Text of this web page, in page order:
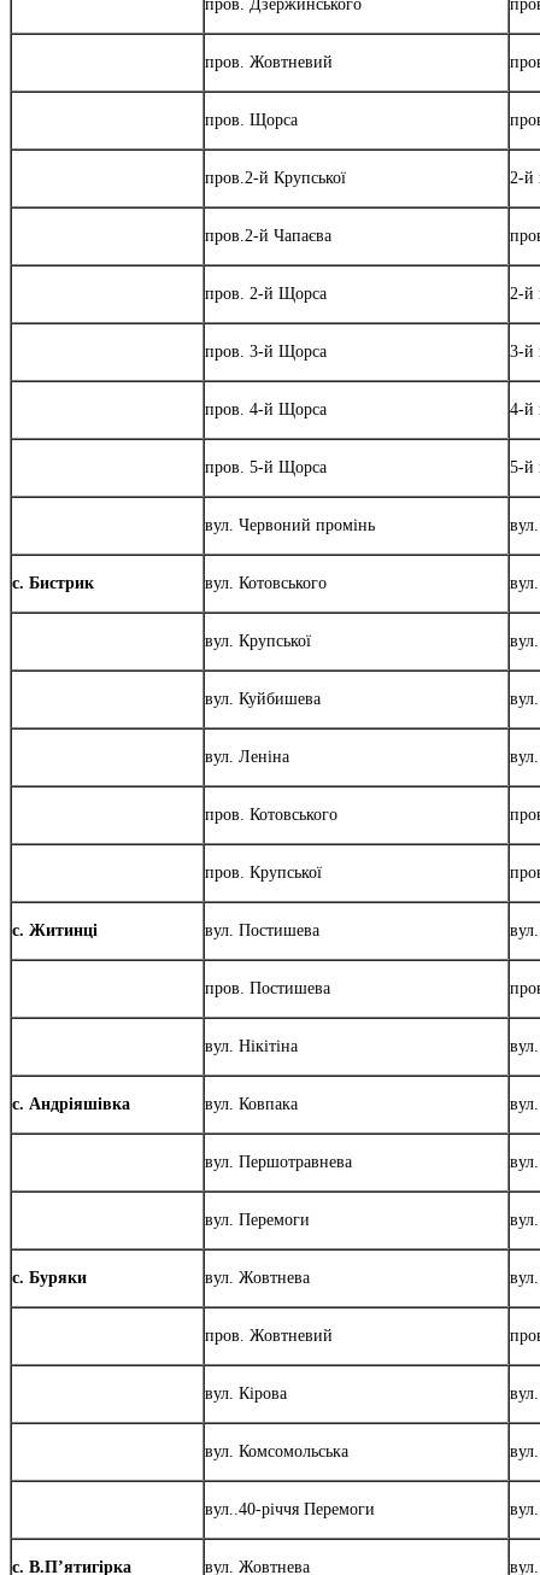
пров. Дзержинського
пров. Жовтневий
пров. Щорса
пров.2-й Крупської 2-й
пров.2-й Чапаєва
пров. 2-й Щорса 2-й
пров. 3-й Щорса 3-й
пров. 4-й Щорса 4-й
пров. 5-й Щорса 5-й
вул. Червоний промінь
с. Бистрик вул. Котовського
вул. Крупської
вул. Куйбишева
вул. Леніна
пров. Котовського
пров. Крупської
с. Житинці вул. Постишева
пров. Постишева
вул. Нікітіна
с. Андріяшівка вул. Ковпака
вул. Першотравнева
вул. Перемоги
с. Буряки вул. Жовтнева
пров. Жовтневий
вул. Кірова
вул. Комсомольська
вул..40-річчя Перемоги
с. В.П’ятигірка вул. Жовтнева